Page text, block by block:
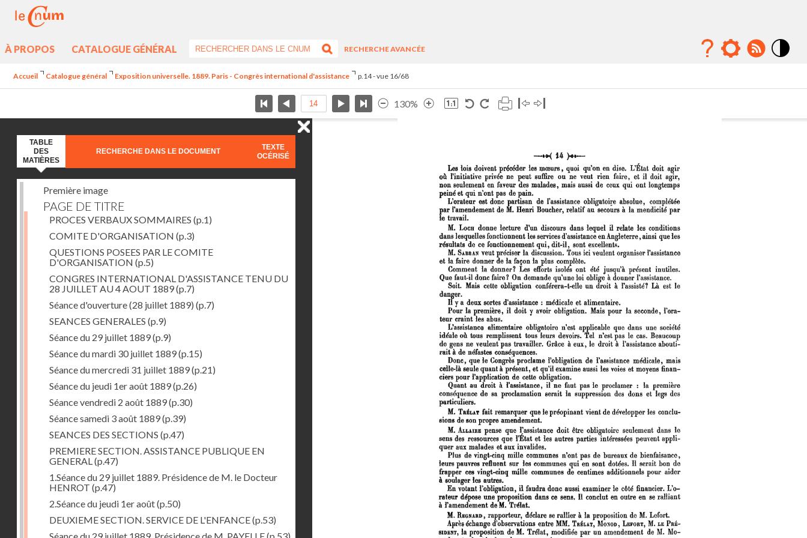
À PROPOS CATALOGUE GÉNÉRAL
RECHERCHE AVANCÉE
Accueil Catalogue général Exposition universelle. 1889. Paris - Congrès international d'assistance p.14 - vue 16/68
130%
TABLE
DES
MATIÈRES
RECHERCHE DANS LE DOCUMENT
TEXTE
OCÉRISÉ
Première image
PAGE DE TITRE
PROCES VERBAUX SOMMAIRES (p.1)
COMITE D'ORGANISATION (p.3)
QUESTIONS POSEES PAR LE COMITE
D'ORGANISATION (p.5)
CONGRES INTERNATIONAL D'ASSISTANCE TENU DU
28 JUILLET AU 4 AOUT 1889(p.7)
Séance d'ouverture (28 juillet 1889) (p.7)
SEANCES GENERALES (p.9)
Séance du 29 juillet 1889(p.9)
Séance du mardi 30 juillet 1889(p.15)
Séance du mercredi 31 juillet 1889(p.21)
Séance du jeudi 1er août 1889(p.26)
Séance vendredi 2 août 1889(p.30)
Séance samedi 3 août 1889(p.39)
SEANCES DES SECTIONS (p.47)
PREMIERE SECTION. ASSISTANCE PUBLIQUE EN
GENERAL(p.47)
1.Séance du 29 juillet 1889. Présidence de M. le Docteur
HENROT (p.47)
2.Séance du jeudi 1er août(p.50)
DEUXIEME SECTION. SERVICE DE L'ENFANCE(p.53)